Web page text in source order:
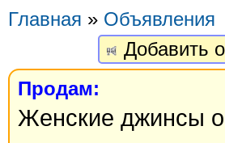
Главная » Объявления
Добавить
Продам:
Женские джинсы